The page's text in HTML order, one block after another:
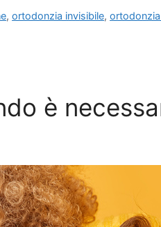
,ortodonzia invisibile,
è